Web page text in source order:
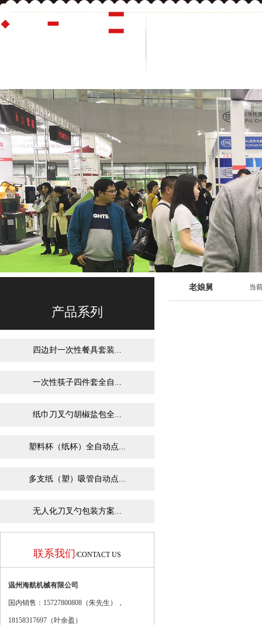
产品系列
四边封一次性餐具套装...
一次性筷子四件套全自...
纸巾刀叉勺胡椒盐包全...
塑料杯（纸杯）全自动点...
多支纸（塑）吸管自动点...
无人化刀叉勺包装方案...
联系我们/CONTACT US
温州海航机械有限公司
国内销售：15727800808（朱先生），
18158317697（叶余盈 ）
老娘舅 当